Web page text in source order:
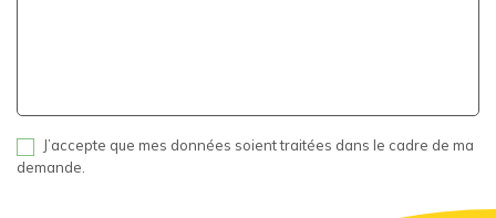
J’accepte que mes données soient traitées dans le cadre de ma
demande.